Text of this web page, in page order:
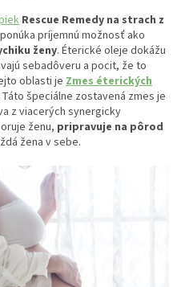
Rescue Remedy na strach z
príjemnú možnosť ako
ženy. Éterické oleje dokážu
sebadôveru a pocit, že to
oblasti je Zmes éterických
špeciálne zostavená zmes je
z viacerých synergicky
ženu, pripravuje na pôrod
žena v sebe.